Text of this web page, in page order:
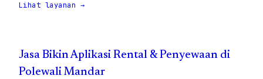
Lihat layanan →
Jasa Bikin Aplikasi Rental & Penyewaan di
Polewali Mandar